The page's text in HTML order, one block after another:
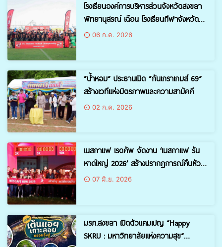
โรงเรียนองค์การบริหารส่วนจังหวัดสงขลา
พิทยานุสรณ์ เฉือน โรงเรียนกีฬาจังหวัด
ยะลา 1-0
06 ก.ค. 2026
“น้ำหอม” ประธานเปิด “กันเกราเกมส์ 69”
สร้างเวทีแห่งมิตรภาพและความสามัคคี
02 ก.ค. 2026
เนสกาแฟ เรดคัพ จัดงาน ‘เนสกาแฟ รัน
หาดใหญ่ 2026’ สร้างปรากฏการณ์คืนหัว
เช้าดีๆ ให้ชาวหาดใหญ่ ต่อยอดกิจกรรมวิ่ง
07 มิ.ย. 2026
มรภ.สงขลา เปิดตัวแคมเปญ “Happy
SKRU : มหาวิทยาลัยแห่งความสุข”